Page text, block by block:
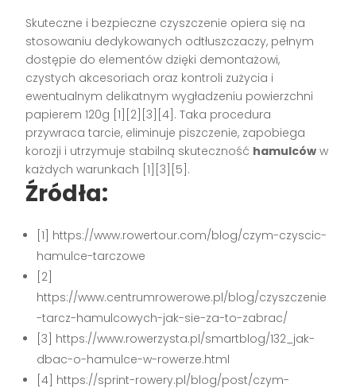
Skuteczne i bezpieczne czyszczenie opiera się na
stosowaniu dedykowanych odtłuszczaczy, pełnym
dostępie do elementów dzięki demontażowi,
czystych akcesoriach oraz kontroli zużycia i
ewentualnym delikatnym wygładzeniu powierzchni
papierem 120g [1][2][3][4]. Taka procedura
przywraca tarcie, eliminuje piszczenie, zapobiega
korozji i utrzymuje stabilną skuteczność hamulców w
każdych warunkach [1][3][5].
Źródła:
[1] https://www.rowertour.com/blog/czym-czyscic-
hamulce-tarczowe
[2]
https://www.centrumrowerowe.pl/blog/czyszczenie
-tarcz-hamulcowych-jak-sie-za-to-zabrac/
[3] https://www.rowerzysta.pl/smartblog/132_jak-
dbac-o-hamulce-w-rowerze.html
[4] https://sprint-rowery.pl/blog/post/czym-